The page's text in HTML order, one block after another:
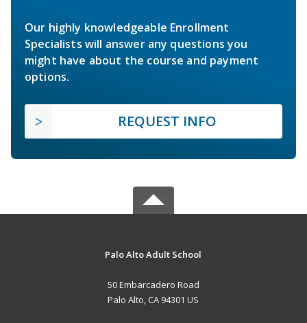
Our highly knowledgeable Enrollment
Specialists will answer any questions you
might have about the course and payment
options.
REQUEST INFO
Palo Alto Adult School
50 Embarcadero Road
Palo Alto, CA 94301 US